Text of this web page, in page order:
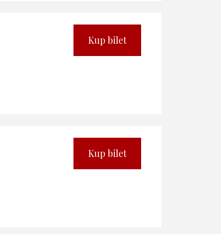
Kup bilet
Kup bilet